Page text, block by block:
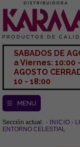
SABADOS DE
a Viernes: 10:00
AGOSTO
10 - 18:00
☰ MENU
Sección actual: INICIO
ENTORNO CELESTIAL